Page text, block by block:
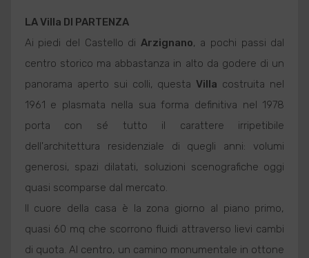
LAVilla DI PARTENZA
Ai piedi del Castello di Arzignano, a pochi passi dal
centro storico ma abbastanza in alto da godere di un
panorama aperto sui colli, questaVilla costruita nel
1961 e plasmata nella sua forma definitiva nel 1978
porta con sé tutto il carattere irripetibile
dell'architettura residenziale di quegli anni: volumi
generosi, spazi dilatati, soluzioni scenografiche oggi
quasi scomparse dal mercato.
Il cuore della casa è la zona giorno al piano primo,
quasi 60 mq che scorrono fluidi attraverso lievi cambi
di quota. Al centro, un camino monumentale in ottone